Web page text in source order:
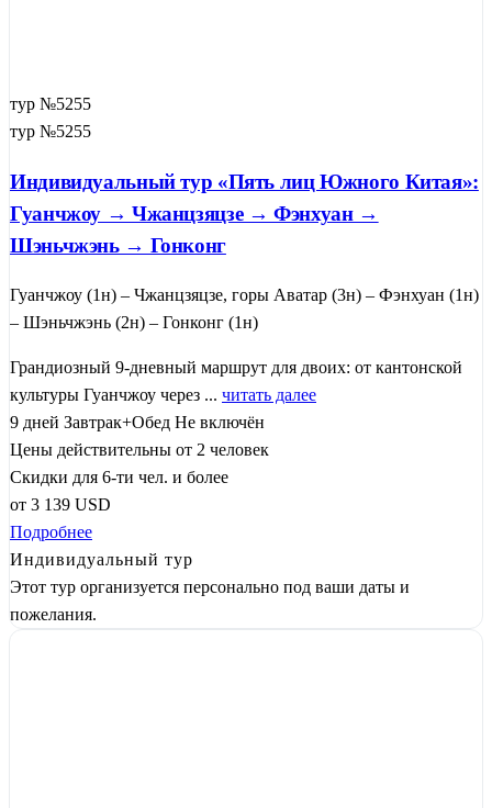
тур №5255
тур №5255
Индивидуальный тур «Пять лиц Южного Китая»:
Гуанчжоу → Чжанцзяцзе → Фэнхуан →
Шэньчжэнь → Гонконг
Гуанчжоу (1н) – Чжанцзяцзе, горы Аватар (3н) – Фэнхуан (1н)
– Шэньчжэнь (2н) – Гонконг (1н)
Грандиозный 9-дневный маршрут для двоих: от кантонской
культуры Гуанчжоу через ... читать далее
9 дней Завтрак+Обед Не включён
Цены действительны от 2 человек
Скидки для 6-ти чел. и более
от 3 139 USD
Подробнее
Индивидуальный тур
Этот тур организуется персонально под ваши даты и
пожелания.